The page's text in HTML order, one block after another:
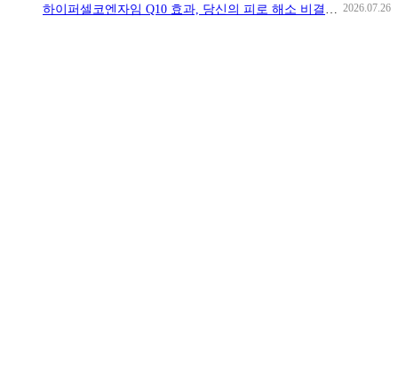
2026.07.26
하이퍼셀코엔자임 Q10 효과, 당신의 피로 해소 비결은?